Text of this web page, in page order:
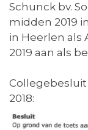
Schunck bv.
midden 2019
in Heerlen als
2019 aan als
2018: